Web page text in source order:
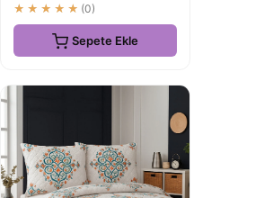
★★★★★ (0)
Sepete Ekle